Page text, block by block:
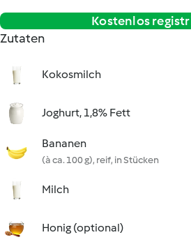
Kostenlos
Zutaten
Kokosmilch
Joghurt, 1,8% Fett
Bananen
(à ca. 100 g), reif, in Stücken
Milch
Honig (optional)